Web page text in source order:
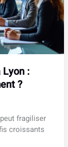
:
?
fragiliser
croissants